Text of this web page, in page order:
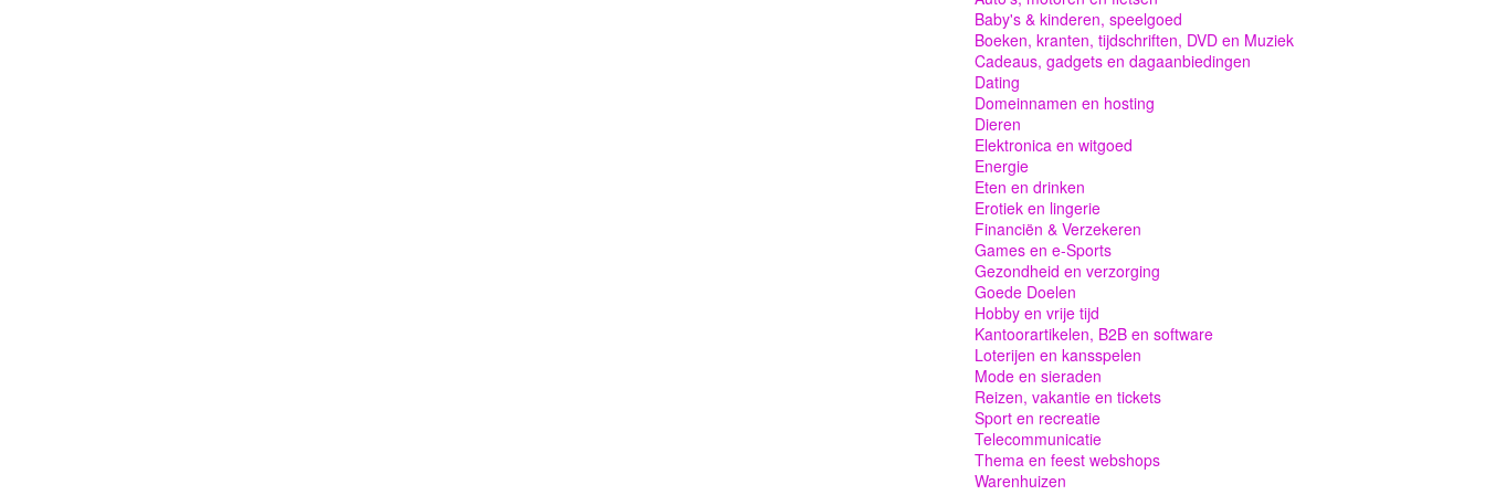
Baby's & kinderen, speelgoed
Boeken, kranten, tijdschriften, DVD en Muziek
Cadeaus, gadgets en dagaanbiedingen
Dating
Domeinnamen en hosting
Dieren
Elektronica en witgoed
Energie
Eten en drinken
Erotiek en lingerie
Financiën & Verzekeren
Games en e-Sports
Gezondheid en verzorging
Goede Doelen
Hobby en vrije tijd
Kantoorartikelen, B2B en software
Loterijen en kansspelen
Mode en sieraden
Reizen, vakantie en tickets
Sport en recreatie
Telecommunicatie
Thema en feest webshops
Warenhuizen